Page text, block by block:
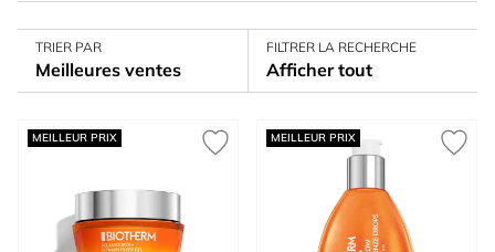
TRIER PAR
Meilleures ventes
FILTRER LA RECHERCHE
Afficher tout
MEILLEUR PRIX MEILLEUR PRIX